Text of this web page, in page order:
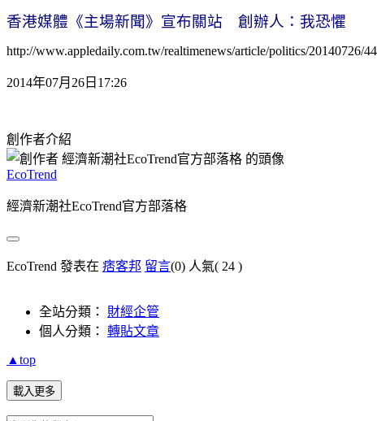
香港媒體《主場新聞》宣布關站 創辦人：我恐懼
http://www.appledaily.com.tw/realtimenews/article/politics/20140726/
2014年07月26日17:26
創作者介紹
EcoTrend
經濟新潮社EcoTrend官方部落格
EcoTrend 發表在 痞客邦 留言(0) 人氣( 24 )
全站分類： 財經企管
個人分類： 轉貼文章
▲top
載入更多